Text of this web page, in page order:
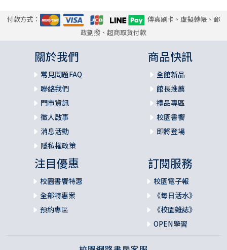
付款方式：
傳真刷卡、虛擬轉帳、郵
政劃撥、超商取貨付款
關於我們
常見問題FAQ
聯絡我們
門市資訊
徵人啟事
消息活動
隱私權政策
商品快訊
全館新品
館長推薦
禮品專區
校園書饗
即將登場
注目優惠
校園書饗特惠
全部特惠案
預約專區
訂閱服務
校園電子報
《每日活水》
《校園雜誌》
OPEN學習